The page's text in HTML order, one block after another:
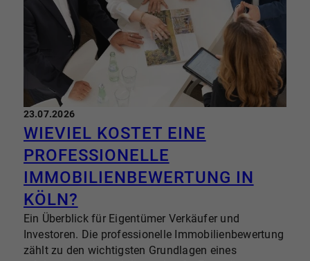
23.07.2026
WIEVIEL KOSTET EINE
PROFESSIONELLE
IMMOBILIENBEWERTUNG IN
KÖLN?
Ein Überblick für Eigentümer Verkäufer und
Investoren. Die professionelle Immobilienbewertung
zählt zu den wichtigsten Grundlagen eines